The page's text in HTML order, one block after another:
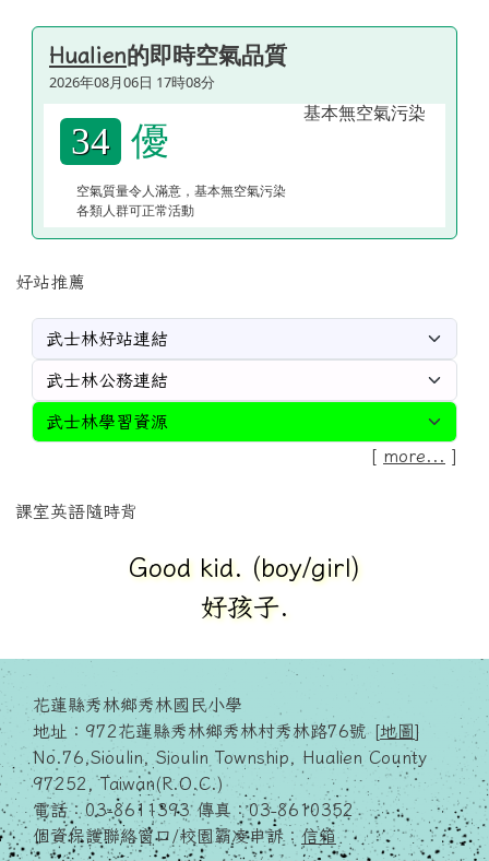
Hualien的即時空氣品質
2026年08月06日 17時08分
34 優
空氣質量令人滿意，基本無空氣污染
各類人群可正常活動
好站推薦
[ more... ]
課室英語隨時背
Good kid. (boy/girl)
好孩子.
花蓮縣秀林鄉秀林國民小學
地址：972花蓮縣秀林鄉秀林村秀林路76號 [地圖]
No.76,Sioulin, Sioulin Township, Hualien County
97252, Taiwan(R.O.C.)
電話：03-8611393 傳真：03-8610352
個資保護聯絡窗口/校園霸凌申訴： 信箱